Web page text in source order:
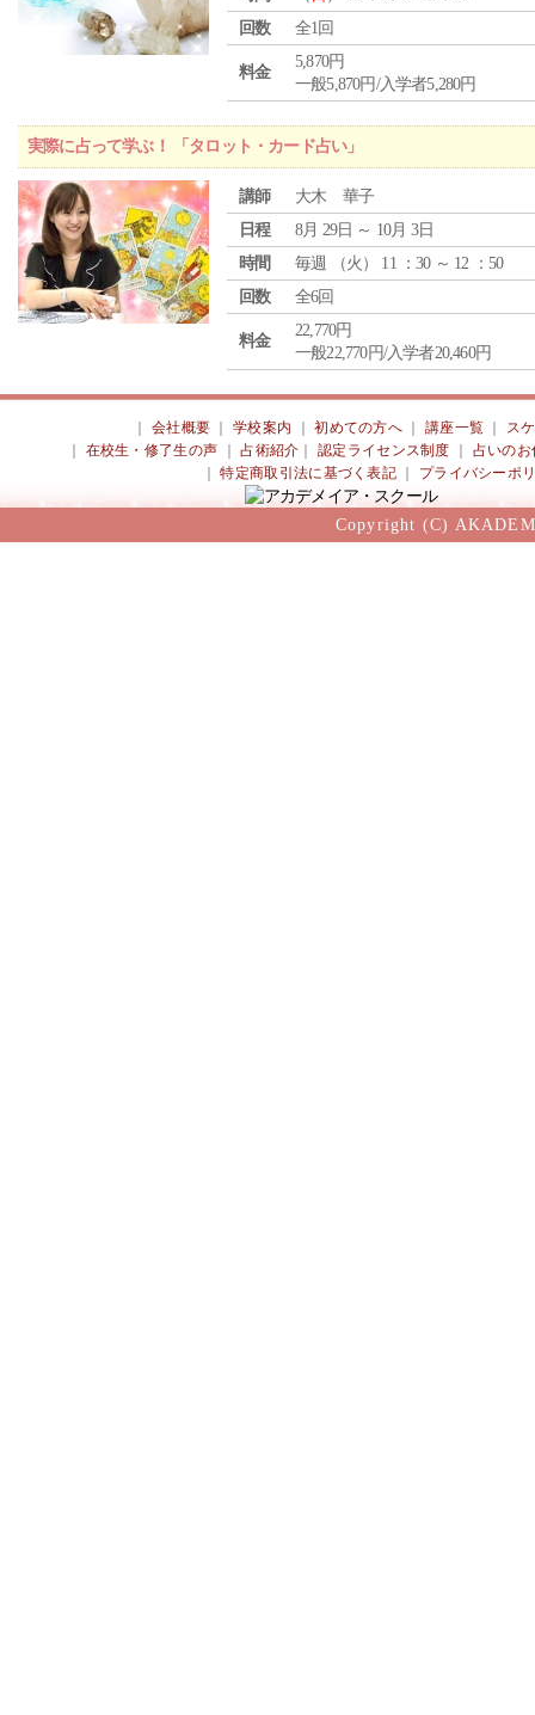
回数
全1回
料金
5,870円
一般5,870円/入学者5,280円
実際に占って学ぶ！ 「タロット・カード占い」
講師
大木 華子
日程
8月 29日 ～ 10月 3日
時間
毎週 （火 ） 11 ：30 ～ 12 ：50
回数
全6回
料金
22,770円
一般22,770円/入学者20,460円
会社概要 ｜学校案内 ｜初めての方へ 講座一覧
ス
在校生・修了生の声 ｜占術紹介 ｜認定ライセンス制度
占いのお
｜特定商取引法に基づく表記 プライバシーポ
Copyright (C)